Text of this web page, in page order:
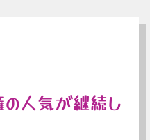
の人気が継続し